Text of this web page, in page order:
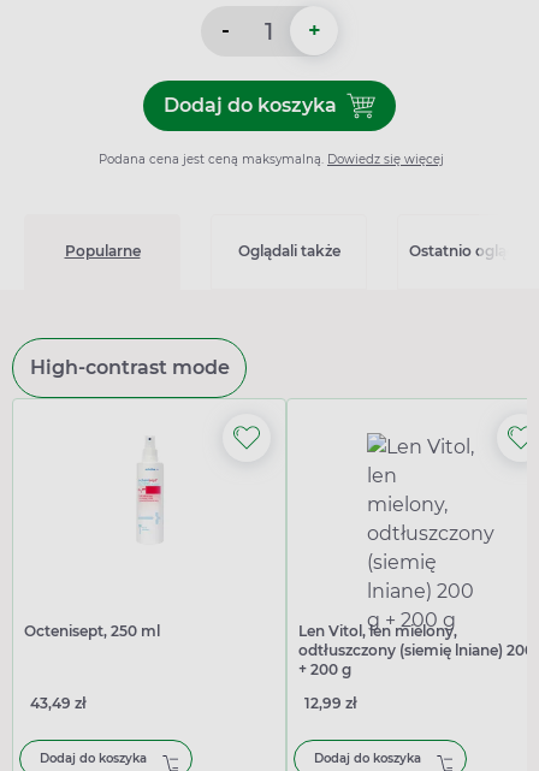
- +
Dodaj do koszykaDodaj do koszyka Apo-
Podana cena jest ceną maksymalną. Dowiedz się więcej
Popularne Oglądali także Ostatnio
High-contrast mode
Octenisept, 250 ml
43,49 zł
Dodaj do koszyka
Len Vitol, len mielony,
odtłuszczony (siemię lniane) 200
+ 200 g
12,99 zł
Dodaj do koszyka